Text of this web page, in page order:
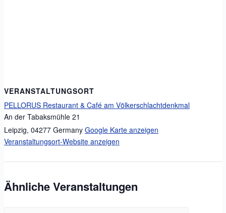
VERANSTALTUNGSORT
PELLORUS Restaurant & Café am Völkerschlachtdenkmal
An der Tabaksmühle 21
Leipzig, 04277 Germany Google Karte anzeigen
Veranstaltungsort-Website anzeigen
Ähnliche Veranstaltungen